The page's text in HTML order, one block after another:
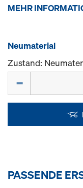
MEHR
Neumaterial
Zustand:
PASSENDE